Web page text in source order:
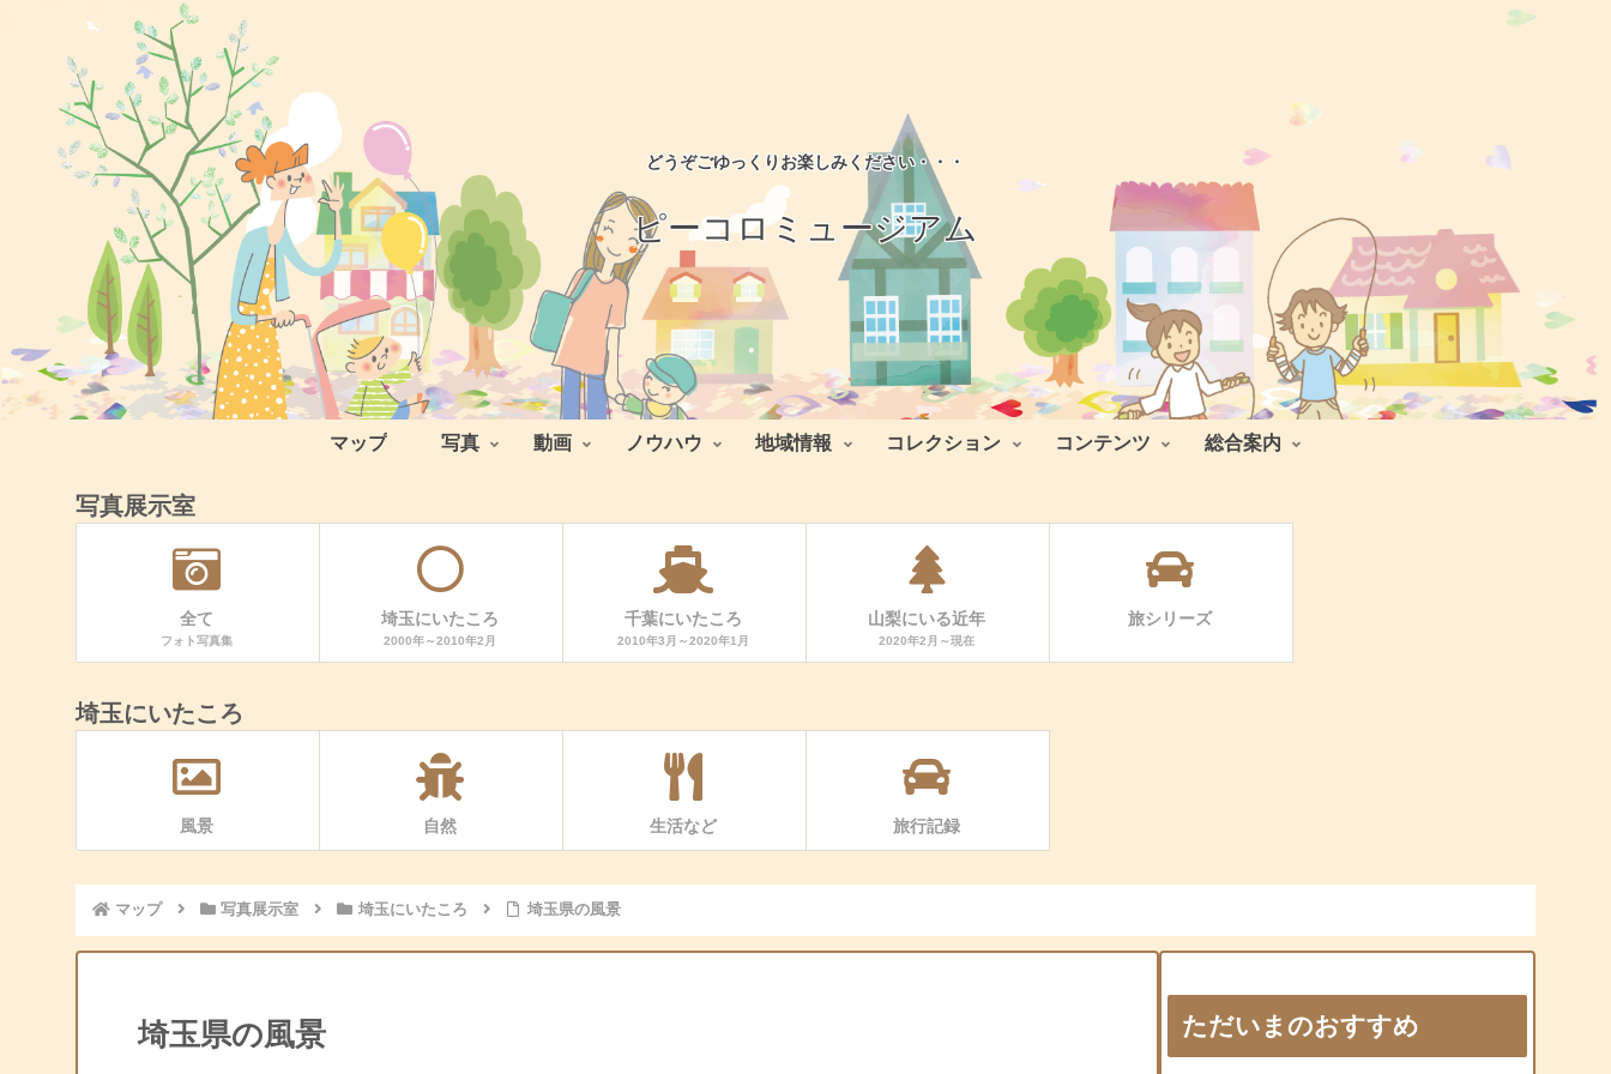
どうぞごゆっくりお楽しみください・・・
ピーコロミュージアム
マップ 写真 動画 ノウハウ 地域情報 コレクション コンテンツ 総合案内
写真展示室
全て
フォト写真集
埼玉にいたころ
2000年～2010年2月
千葉にいたころ
2010年3月～2020年1月
山梨にいる近年
2020年2月～現在
旅シリーズ
埼玉にいたころ
風景 自然 生活など 旅行記録
マップ 写真展示室 埼玉にいたころ 埼玉県の風景
埼玉県の風景 ただいまのおすすめ